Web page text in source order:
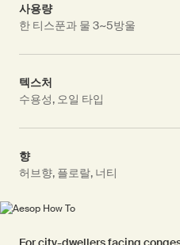
사용량
한 티스푼과 물 3~5방울
텍스처
수용성, 오일 타입
향
허브향, 플로랄, 너티